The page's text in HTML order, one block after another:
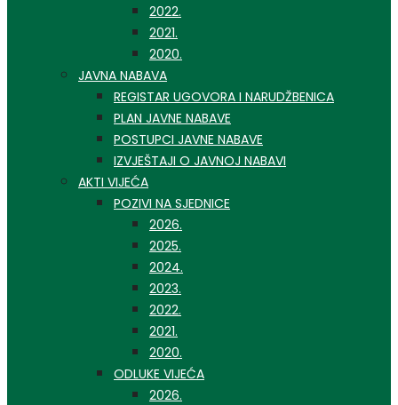
2022.
2021.
2020.
JAVNA NABAVA
REGISTAR UGOVORA I NARUDŽBENICA
PLAN JAVNE NABAVE
POSTUPCI JAVNE NABAVE
IZVJEŠTAJI O JAVNOJ NABAVI
AKTI VIJEĆA
POZIVI NA SJEDNICE
2026.
2025.
2024.
2023.
2022.
2021.
2020.
ODLUKE VIJEĆA
2026.